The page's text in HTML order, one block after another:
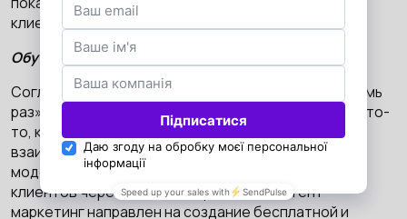
клиентов, чем сравнение цен.
Обучение важнее продвижения
Согласно известному маркетинговому закону «Семь
раз», прежде чем зарегистрироваться или купить что-
то, клиент должен семь раз увидеть или
взаимодействовать с вашей компанией. В рамках
модели S.A.V.E. акцент делается на привлечении
клиентов через контент маркетинг. Контент
маркетинг направлен на создание бесплатной и